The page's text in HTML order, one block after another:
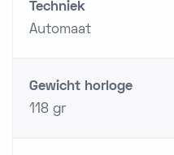
Techniek
Automaat
Gewicht horloge
118 gr